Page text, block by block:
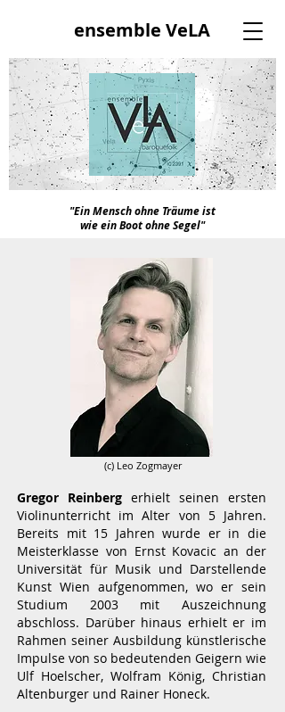
ensemble VeLA
"Ein Mensch ohne Träume ist
wie ein Boot ohne Segel"
(c) Leo Zogmayer
Gregor Reinberg erhielt seinen ersten
Violinunterricht im Alter von 5 Jahren.
Bereits mit 15 Jahren wurde er in die
Meisterklasse von Ernst Kovacic an der
Universität für Musik und Darstellende
Kunst Wien aufgenommen, wo er sein
Studium 2003 mit Auszeichnung
abschloss. Darüber hinaus erhielt er im
Rahmen seiner Ausbildung künstlerische
Impulse von so bedeutenden Geigern wie
Ulf Hoelscher, Wolfram König, Christian
Altenburger und Rainer Honeck.